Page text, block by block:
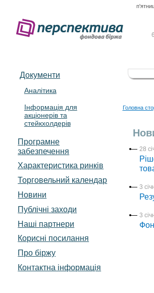
Документи
Аналітика
Інформація для
акціонерів та
стейкхолдерів
Програмне
забезпечення
Характеристика pинків
Торговельний календар
Новини
Публічні заходи
Наші партнери
Корисні посилання
Про біржу
Контактна інформація
Головна
28
3
3